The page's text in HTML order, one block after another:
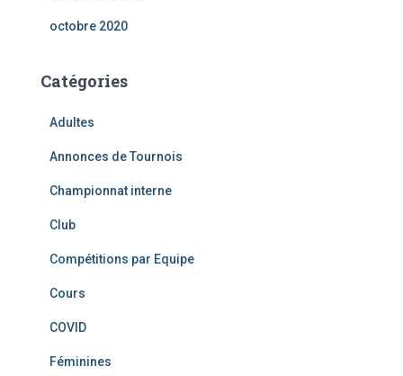
octobre 2020
Catégories
Adultes
Annonces de Tournois
Championnat interne
Club
Compétitions par Equipe
Cours
COVID
Féminines